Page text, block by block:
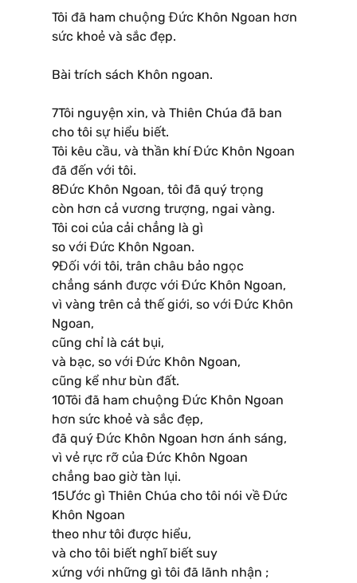
Tôi đã ham chuộng Đức Khôn Ngoan hơn
sức khoẻ và sắc đẹp.
Bài trích sách Khôn ngoan.
7Tôi nguyện xin, và Thiên Chúa đã ban
cho tôi sự hiểu biết.
Tôi kêu cầu, và thần khí Đức Khôn Ngoan
đã đến với tôi.
8Đức Khôn Ngoan, tôi đã quý trọng
còn hơn cả vương trượng, ngai vàng.
Tôi coi của cải chẳng là gì
so với Đức Khôn Ngoan.
9Đối với tôi, trân châu bảo ngọc
chẳng sánh được với Đức Khôn Ngoan,
vì vàng trên cả thế giới, so với Đức Khôn
Ngoan,
cũng chỉ là cát bụi,
và bạc, so với Đức Khôn Ngoan,
cũng kể như bùn đất.
10Tôi đã ham chuộng Đức Khôn Ngoan
hơn sức khoẻ và sắc đẹp,
đã quý Đức Khôn Ngoan hơn ánh sáng,
vì vẻ rực rỡ của Đức Khôn Ngoan
chẳng bao giờ tàn lụi.
15Ước gì Thiên Chúa cho tôi nói về Đức
Khôn Ngoan
theo như tôi được hiểu,
và cho tôi biết nghĩ biết suy
xứng với những gì tôi đã lãnh nhận ;